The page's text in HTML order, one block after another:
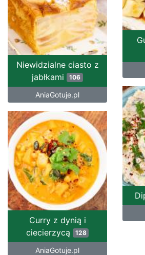
Niewidzialne ciasto z
jabłkami 106
AniaGotuje.pl
Curry z dynią i
ciecierzycą
128
AniaGotuje.pl